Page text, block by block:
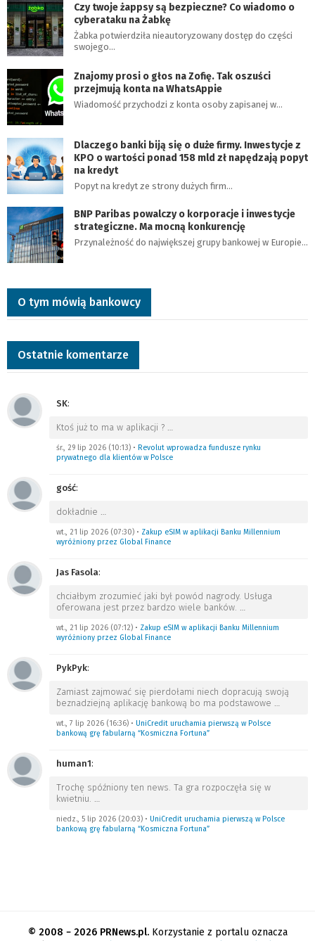
Czy twoje żappsy są bezpieczne? Co wiadomo o
cyberataku na Żabkę
Żabka potwierdziła nieautoryzowany dostęp do części
swojego…
Znajomy prosi o głos na Zofię. Tak oszuści
przejmują konta na WhatsAppie
Wiadomość przychodzi z konta osoby zapisanej w…
Dlaczego banki biją się o duże firmy. Inwestycje z
KPO o wartości ponad 158 mld zł napędzają popyt
na kredyt
Popyt na kredyt ze strony dużych firm…
BNP Paribas powalczy o korporacje i inwestycje
strategiczne. Ma mocną konkurencję
Przynależność do największej grupy bankowej w Europie…
O tym mówią bankowcy
Ostatnie komentarze
SK:
Ktoś już to ma w aplikacji ?
śr., 29 lip 2026 (10:13) • Revolut wprowadza fundusze rynku
prywatnego dla klientów w Polsce
gość:
dokładnie
wt., 21 lip 2026 (07:30) • Zakup eSIM w aplikacji Banku Millennium
wyróżniony przez Global Finance
Jas Fasola:
chciałbym zrozumieć jaki był powód nagrody. Usługa
oferowana jest przez bardzo wiele banków.
wt., 21 lip 2026 (07:12) • Zakup eSIM w aplikacji Banku Millennium
wyróżniony przez Global Finance
PykPyk:
Zamiast zajmować się pierdołami niech dopracują swoją
beznadziejną aplikację bankową bo ma podstawowe
wt., 7 lip 2026 (16:36) • UniCredit uruchamia pierwszą w Polsce
bankową grę fabularną “Kosmiczna Fortuna”
human1:
Trochę spóźniony ten news. Ta gra rozpoczęła się w
kwietniu.
niedz., 5 lip 2026 (20:03) • UniCredit uruchamia pierwszą w Polsce
bankową grę fabularną “Kosmiczna Fortuna”
© 2008 − 2026 PRNews.pl.Korzystanie z portalu oznacza